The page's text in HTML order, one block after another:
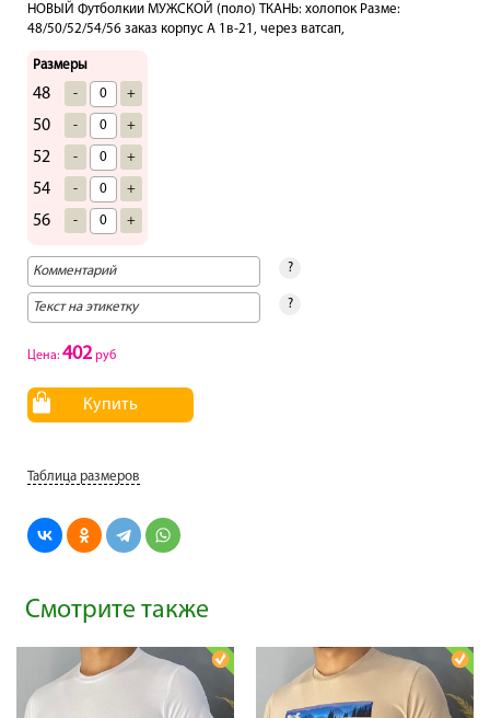
НОВЫЙ Футболкии МУЖСКОЙ (поло) ТКАНЬ: холопок Разме:
48/50/52/54/56 заказ корпус А 1в-21, через ватсап,
Размеры
48 - +
50 - +
52 - +
54 - +
56 - +
?
?
Цена: 402 руб
Купить
Таблица размеров
Смотрите также